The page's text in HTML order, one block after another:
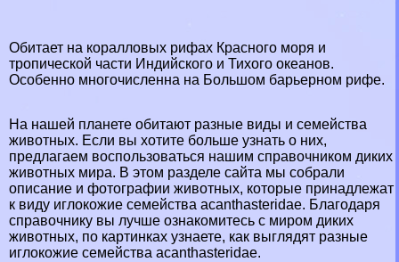
Обитает на коралловых рифах Красного моря и
тропической части Индийского и Тихого океанов.
Особенно многочисленна на Большом барьерном рифе.
На нашей планете обитают разные виды и семейства
животных. Если вы хотите больше узнать о них,
предлагаем воспользоваться нашим справочником диких
животных мира. В этом разделе сайта мы собрали
описание и фотографии животных, которые принадлежат
к виду иглокожие семейства acanthasteridae. Благодаря
справочнику вы лучше ознакомитесь с миром диких
животных, по картинках узнаете, как выглядят разные
иглокожие семейства acanthasteridae.